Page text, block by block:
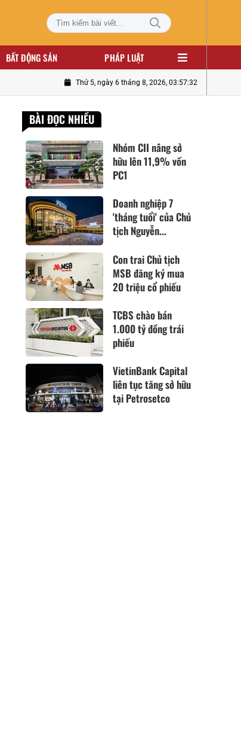
BẤT ĐỘNG SẢN PHÁP LUẬT
Thứ 5, ngày 6 tháng 8, 2026, 03:57:33
BÀI ĐỌC NHIỀU
Nhóm CII nâng sở
hữu lên 11,9% vốn
PC1
Doanh nghiệp 7
'tháng tuổi' của Chủ
tịch Nguyễn...
Con trai Chủ tịch
MSB đăng ký mua
20 triệu cổ phiếu
TCBS chào bán
1.000 tỷ đồng trái
phiếu
VietinBank Capital
liên tục tăng sở hữu
tại Petrosetco